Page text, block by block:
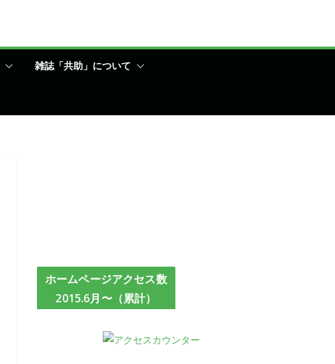
雑誌「共助」について
ホームページアクセス数
2015.6月〜（累計）